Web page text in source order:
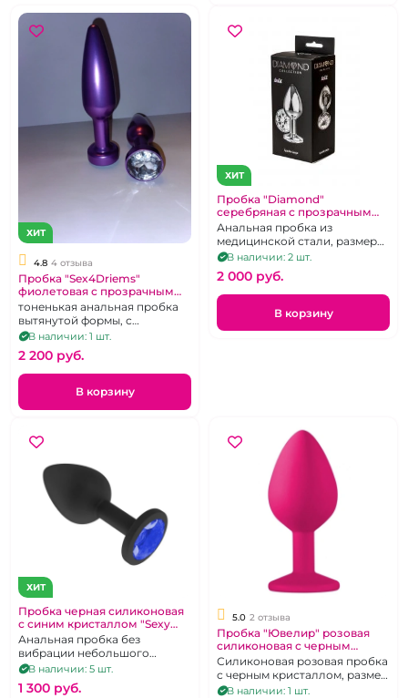
ХИТ
4.8 4 отзыва
Пробка "Sex4Driems"
фиолетовая с прозрачным
кристаллом
тоненькая анальная пробка
вытянутой формы, с
прозрачным кристаллом
В наличии: 1 шт.
2 200 pуб.
В корзину
ХИТ
Пробка "Diamond"
серебряная с прозрачным
кристаллом
Анальная пробка из
медицинской стали, размера
M с прозрачным кристаллом
В наличии: 2 шт.
2 000 pуб.
В корзину
ХИТ
Пробка черная силиконовая
с синим кристаллом "Sexy
Friend"
Анальная пробка без
вибрации небольшого
размера
В наличии: 5 шт.
1 300 pуб.
5.0 2 отзыва
Пробка "Ювелир" розовая
силиконовая с черным
кристаллом М
Силиконовая розовая пробка
с черным кристаллом, размер
МВ наличии: 1 шт.